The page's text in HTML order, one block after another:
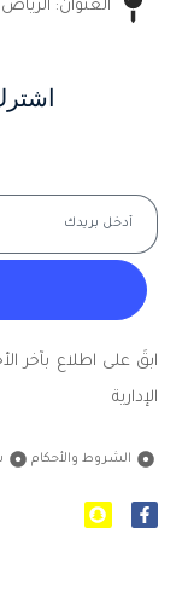
العنوان:
ابقَ على اطلاع بآخر
الإدارية
الشروط والأحكام